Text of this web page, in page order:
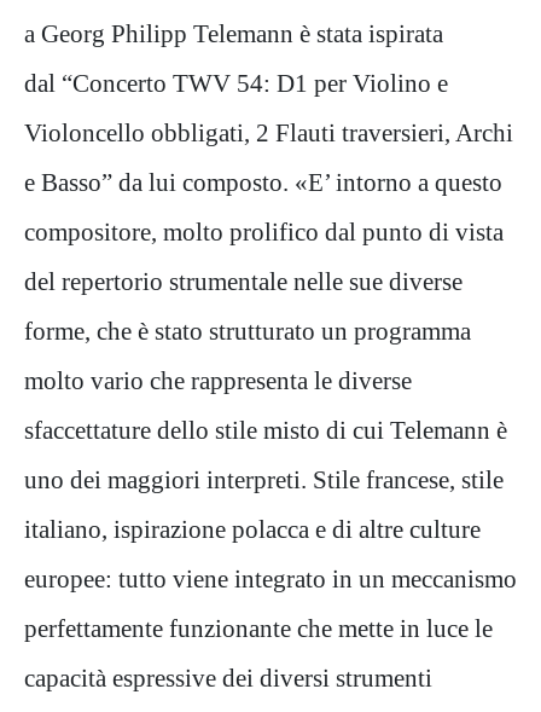
a Georg Philipp Telemann è stata ispirata
dal “Concerto TWV 54: D1 per Violino e
Violoncello obbligati, 2 Flauti traversieri, Archi
e Basso” da lui composto. «E’ intorno a questo
compositore, molto prolifico dal punto di vista
del repertorio strumentale nelle sue diverse
forme, che è stato strutturato un programma
molto vario che rappresenta le diverse
sfaccettature dello stile misto di cui Telemann è
uno dei maggiori interpreti. Stile francese, stile
italiano, ispirazione polacca e di altre culture
europee: tutto viene integrato in un meccanismo
perfettamente funzionante che mette in luce le
capacità espressive dei diversi strumenti